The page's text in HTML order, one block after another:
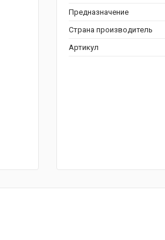
Предназначение
Страна производитель
Артикул